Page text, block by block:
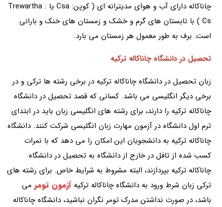
چاناکاله دارای آب و هوای مدیترانه ای ( کوپن: Csa یا Trewartha :
Cs ) با تابستان های گرم و خشک و زمستان های خنک و بارانی
است. برف به طور معمول هر زمستان می بارد.
تحصیل در دانشگاه چاناکاله ترکیه
زبان تحصیل در دانشگاه چاناکاله ترکیه در برخی رشته ها ترکی و در
برخی دیگر انگلیسی می باشد. کسانی که قصد تحصیل در دانشگاه
چاناکاله ترکیه را دارند، برای رشته های انگلیسی زبان باید در ابتدای
ترم اول دانشگاه در آزمون مهارت زبان انگلیسی شرکت کنند. دانشگاه
چاناکاله ترکیه به دانشجویان این امکان را می دهد که با نمرات
کسب شده از تافل در خارج از دانشگاه به تحصیل در دانشگاه
چاناکاله ترکیه بپردازند، البته مشروط به شرایط خاص. برای رشته های
ترکی زبان شرط ورود به دانشگاه چاناکاله ترکیه آزمون تومر می
باشد، در صورت نداشتن مدرک تومر نگران نباشید، دانشگاه چاناکاله